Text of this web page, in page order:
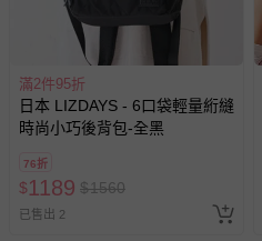
滿2件95折
日本 LIZDAYS - 6口袋輕量絎縫
時尚小巧後背包-全黑
76折
$1189 $1560
已售出 2